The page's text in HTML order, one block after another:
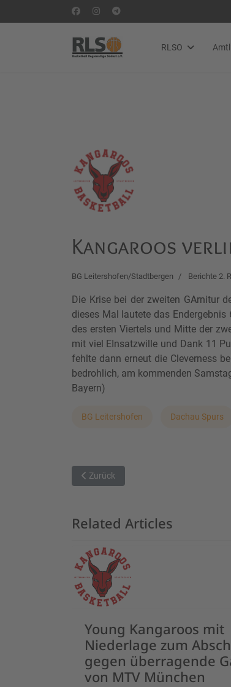
RLSO
Kangaroos
BG Leitershofen/Stadtbergen Berichte 2.
Die Krise bei der zweiten GArnitur
dieses Mal lautete das
des ersten Viertels und Mitte der
mit viel EInsatzwille und Dank 11
fehlte dann erneut die Cleverness
bedrohlich, am kommenden
Bayern)
BG Leitershofen Dachau Spurs
Vorheriger Beitrag: Postler kämpfen in
Zurück
Related Articles
Young Kangaroos mit
Niederlage zum
gegen überragende
von MTV München